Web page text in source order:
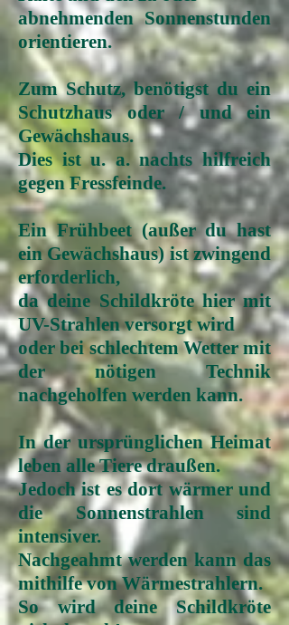
abnehmenden Sonnenstunden
orientieren.
Zum Schutz, benötigst du ein
Schutzhaus oder / und ein
Gewächshaus.
Dies ist u. a. nachts hilfreich
gegen Fressfeinde.
Ein Frühbeet (außer du hast
ein Gewächshaus) ist zwingend
erforderlich,
da deine Schildkröte hier mit
UV-Strahlen versorgt wird
oder bei schlechtem Wetter mit
der nötigen Technik
nachgeholfen werden kann.
In der ursprünglichen Heimat
leben alle Tiere draußen.
Jedoch ist es dort wärmer und
die Sonnenstrahlen sind
intensiver.
Nachgeahmt werden kann das
mithilfe von Wärmestrahlern.
So wird deine Schildkröte